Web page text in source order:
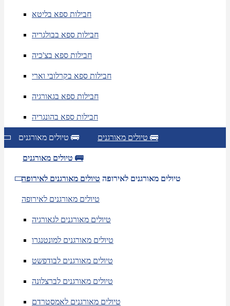
חבילות ספא בליטא
חבילות ספא בבולגריה
חבילות ספא בצ'כיה
חבילות ספא בקרלובי וארי
חבילות ספא בגאורגיה
חבילות ספא בהונגריה
טיולים מאורגנים 🚌 טיולים מאורגנים 🚌
טיולים מאורגנים 🚌
טיולים מאורגנים לאירופה טיולים מאורגנים לאירופה
טיולים מאורגנים לאירופה
טיולים מאורגנים לגאורגיה
טיולים מאורגנים למונטנגרו
טיולים מאורגנים לבודפשט
טיולים מאורגנים לברצלונה
טיולים מאורגנים לאמסטרדם